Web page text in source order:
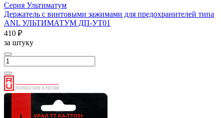
Серия Ультиматум
Держатель с винтовыми зажимами для предохранителей типа
ANL УЛЬТИМАТУМ ДП-УТ01
410 ₽
за штуку